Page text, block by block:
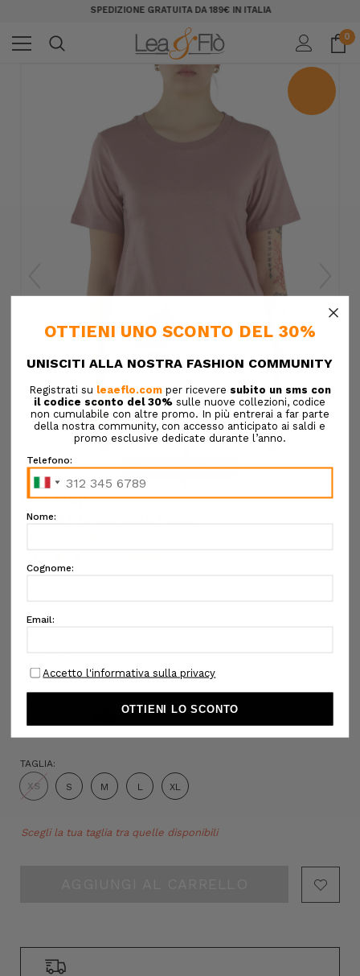
SPEDIZIONE GRATUITA DA 189€ IN ITALIA
0
Tap or pinch to expand
COLMAR
T-SHIRT IN COTONE FRIDA
ALTRI COLORI:
TAGLIA:
XS
S M L XL
Only
Scegli la tua taglia tra quelle disponibili
×